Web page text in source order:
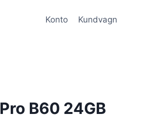
Konto Kundvagn
B60 24GB